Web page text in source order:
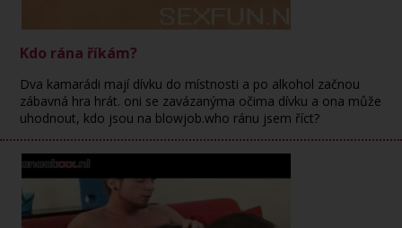
Kdo rána říkám?
Dva kamarádi mají dívku do místnosti a po alkohol začnou
zábavná hra hrát. oni se zavázanýma očima dívku a ona může
uhodnout, kdo jsou na blowjob.who ránu jsem říct?